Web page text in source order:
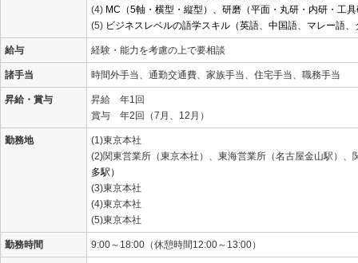
(4) MC （5軸・横型・縦型）、研磨（平面・丸研・内研・工
(5) ビジネスレベルの語学スキル（英語、中国語、マレー語、
給与 経験・能力を考慮の上で要相談
諸手当 時間外手当、通勤交通費、家族手当、住宅手当、職務手当
昇給・賞与
昇給 年1回
賞与 年2回（7月、12月）
勤務地
(1)東京本社
(2)関東営業所（東京本社）、東海営業所（名古屋金山駅）、
多駅）
(3)東京本社
(4)東京本社
(5)東京本社
勤務時間 9:00～18:00（休憩時間12:00～13:00）